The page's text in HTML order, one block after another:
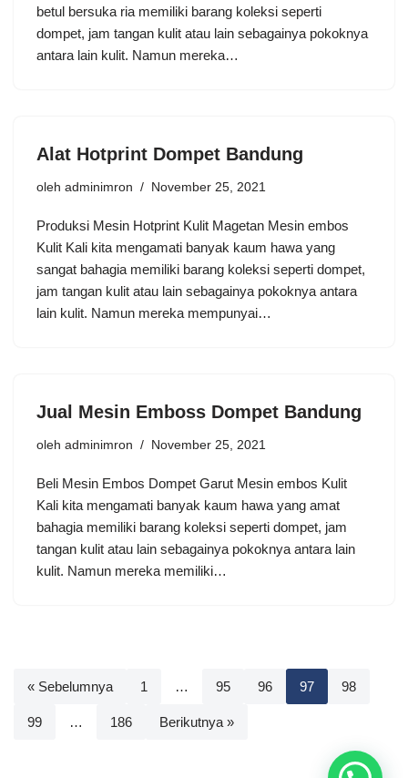
betul bersuka ria memiliki barang koleksi seperti
dompet, jam tangan kulit atau lain sebagainya pokoknya
antara lain kulit. Namun mereka…
Alat Hotprint Dompet Bandung
oleh adminimron November 25, 2021
Produksi Mesin Hotprint Kulit Magetan Mesin embos
Kulit Kali kita mengamati banyak kaum hawa yang
sangat bahagia memiliki barang koleksi seperti dompet,
jam tangan kulit atau lain sebagainya pokoknya antara
lain kulit. Namun mereka mempunyai…
Jual Mesin Emboss Dompet Bandung
oleh adminimron November 25, 2021
Beli Mesin Embos Dompet Garut Mesin embos Kulit
Kali kita mengamati banyak kaum hawa yang amat
bahagia memiliki barang koleksi seperti dompet, jam
tangan kulit atau lain sebagainya pokoknya antara lain
kulit. Namun mereka memiliki…
« Sebelumnya 1 … 95 96 97 98
99 … 186 Berikutnya »